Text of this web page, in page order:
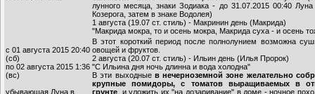
лунного месяца, знаки Зодиака - до 31.07.2015 00:40 Луна
Козерога, затем в знаке Водолея)
1 августа (19.07 ст. стиль) - Макринин день (Макрида)
"Макрида мокра, то и осень мокра, Макрида суха - и осень
с 01 августа 2015 20:40
(сб)
по 02 августа 2015 1:36
(вс)
убывающая Луна в
В этот короткий период после полнолунием возможна
овощей и фруктов.
2 августа (20.07 ст. стиль) - Ильин день (Илья Пророк)
"С Ильина дня ночь длинна и вода холодна"
В эти выходные в нечерноземной зоне желательно
крупные помидоры, с томатов выращиваемых в
грунте, и уложить их "на дозаривание" в доме - ночное